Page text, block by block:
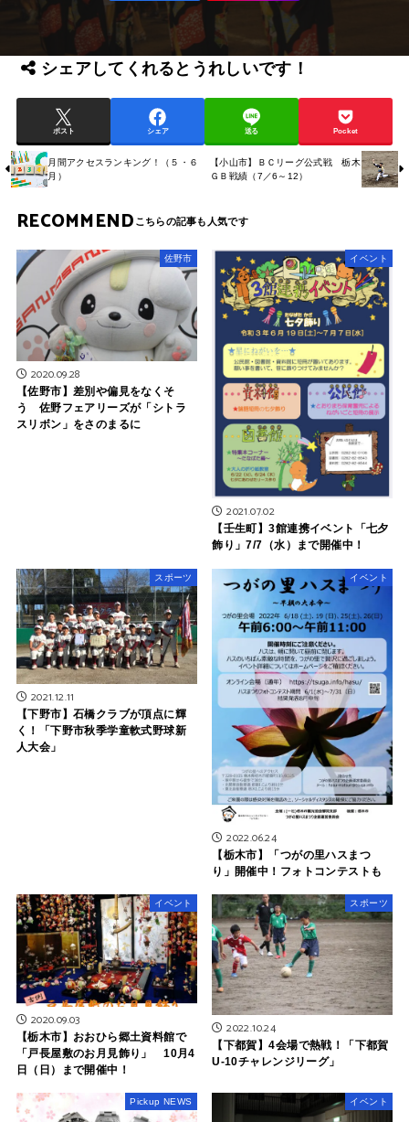
シェアしてくれるとうれしいです！
ポスト シェア 送る Pocket
月間アクセスランキング！（５・６
月）
【小山市】ＢＣリーグ公式戦 栃木
ＧＢ戦績（7／6～12）
RECOMMEND
佐野市
2020.09.28
【佐野市】差別や偏見をなくそ
う 佐野フェアリーズが「シトラ
スリボン」をさのまるに
イベント
2021.07.02
【壬生町】3館連携イベント「七夕
飾り」7/7（水）まで開催中！
スポーツ
2021.12.11
【下野市】石橋クラブが頂点に輝
く！「下野市秋季学童軟式野球新
人大会」
イベント
2022.06.24
【栃木市】「つがの里ハスまつ
り」開催中！フォトコンテストも
イベント
2020.09.03
【栃木市】おおひら郷土資料館で
「戸長屋敷のお月見飾り」 10月4
日（日）まで開催中！
スポーツ
2022.10.24
【下都賀】4会場で熱戦！「下都賀
U-10チャレンジリーグ」
Pickup NEWS イベント